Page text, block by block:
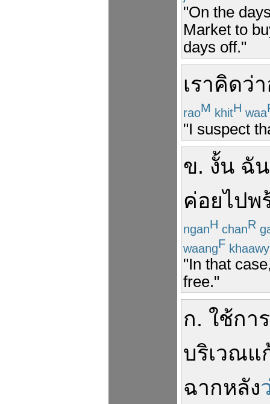
"On the
Market to
days off."
เราคิดว่า
raoM khitH waa
"I suspect
ข. งั้น ฉัน
ค่อยไปพ
nganH chanR
waangF khaawy
"In that
free."
ก. ใช้กา
บริเวณแ
ฉากหลัง